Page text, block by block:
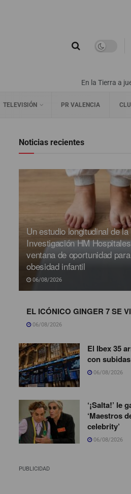
En la Tierra a
TELEVISIÓN PR VALENCIA
Noticias recientes
Un estudio longitudinal de
Investigación HM
ventana de oportunidad
obesidad infantil
06/08/2026
EL ICÓNICO GINGER 7 SE
06/08/2026
El Ibex 35
con
06/08/2026
‘¡Salta!’ le
‘Maestros
celebrity’
06/08/2026
PUBLICIDAD